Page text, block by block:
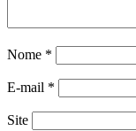
Nome *
E-mail *
Site